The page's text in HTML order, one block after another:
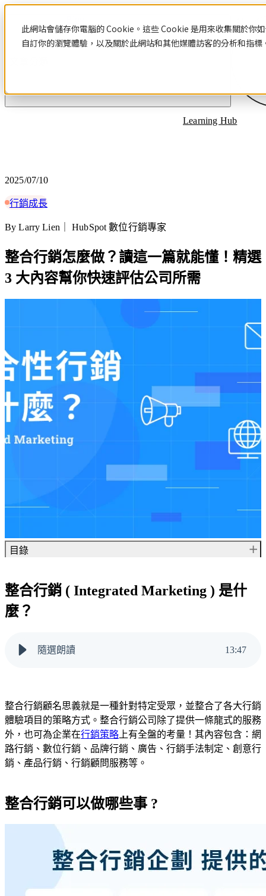
此網站會儲存你電腦的 Cookie。這些 Cookie 是用來收集關於你
自訂你的瀏覽體驗，以及關於此網站和其他媒體訪客的分析和指
Learning Hub
2025/07/10
行銷成長
By Larry Lien｜ HubSpot 數位行銷專家
整合行銷怎麼做？讀這一篇就能懂！精選
3 大內容幫你快速評估公司所需
目錄
整合行銷可以做哪些事 ?
SEO 優化 ( Search Engine Optimization ) ：
公關活動 (PR Activities )：
網站設計與開發 ( Website Design and Development
)：
整合行銷執行的步驟 / 流程
Step 1 : 制定目標 ( Set a Goal )
Step 2 : 行動計畫 ( Action plan )
與行銷公司合作的 3 個大好處
棉」
行銷公司 ( Marketing Agency ) 該怎麼選擇?
行銷公司的種類介紹:
行銷公司選擇前 3 大提示:
整合行銷 ( Integrated Marketing ) 是什
麼？
隨選朗讀 13:47
整合行銷顧名思義就是一種針對特定受眾，並整合了各大行銷
體驗項目的策略方式。整合行銷公司除了提供一條龍式的服務
外，也可為企業在行銷策略 上有全盤的考量！其內容包含：網
路行銷、數位行銷、品牌行銷、廣告、行銷手法制定、創意行
銷、產品行銷、行銷顧問服務等。
整合行銷可以做哪些事 ?